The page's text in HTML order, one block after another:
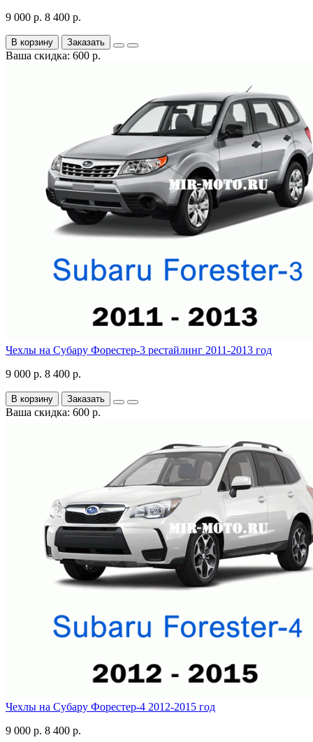
9 000 р. 8 400 р.
В корзину Заказать
Ваша скидка: 600 р.
Чехлы на Субару Форестер-3 рестайлинг 2011-2013 год
9 000 р. 8 400 р.
В корзину Заказать
Ваша скидка: 600 р.
Чехлы на Субару Форестер-4 2012-2015 год
9 000 р. 8 400 р.